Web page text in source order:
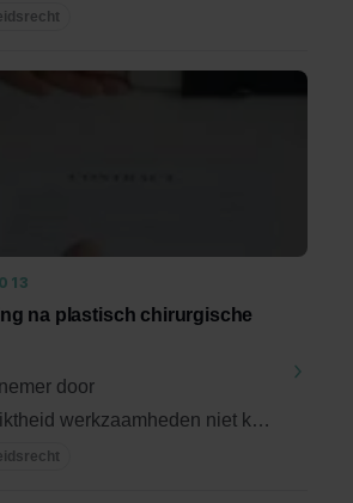
na plastisch chirurgische
door
werkzaamheden niet kan
...